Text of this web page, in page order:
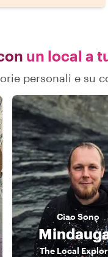
un local a
personali e su
CiaoSono
The Local